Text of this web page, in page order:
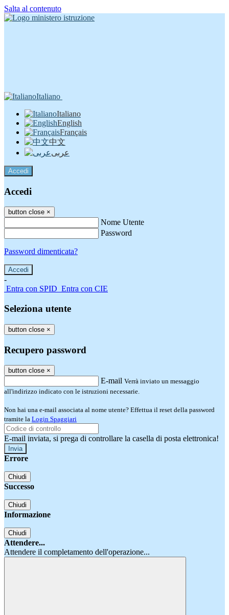
Salta al contenuto
Italiano
Italiano
English
Français
中文
عربى
Accedi
Accedi
button close ×
Nome Utente
Password
Password dimenticata?
-
Entra con SPID Entra con CIE
Seleziona utente
button close ×
Recupero password
button close ×
E-mail Verrà inviato un messaggio
all'indirizzo indicato con le istruzioni necessarie.
Non hai una e-mail associata al nome utente? Effettua il reset della password
tramite la Login Spaggiari
E-mail inviata, si prega di controllare la casella di posta elettronica!
Errore
Chiudi
Successo
Chiudi
Informazione
Chiudi
Attendere...
Attendere il completamento dell'operazione...